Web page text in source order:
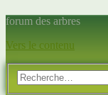
forum des arbres
Vers le contenu